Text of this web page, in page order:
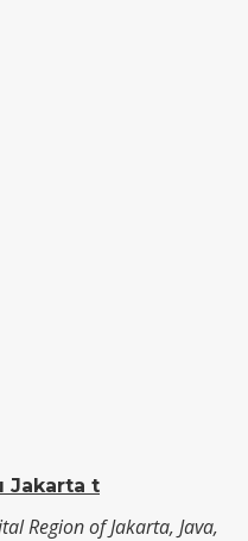
Jakarta t
Region of Jakarta, Java,